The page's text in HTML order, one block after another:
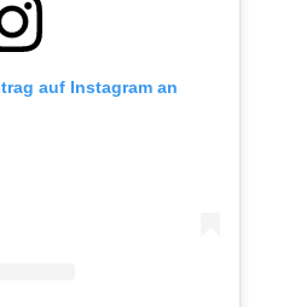
auf Instagram an